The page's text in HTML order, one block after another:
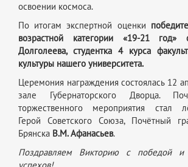
освоении космоса.
По итогам экспертной оценки
возрастной категории «19-21 год»
Долголеева, студентка 4 курса
культуры нашего университета.
Церемония награждения состоялась 12
зале Губернаторского Дворца.
торжественного мероприятия стал
Герой Советского Союза, Почётный
Брянска В.М. Афанасьев.
Поздравляем Викторию с победой